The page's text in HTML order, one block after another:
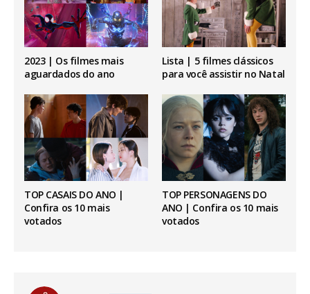
2023 | Os filmes mais
aguardados do ano
Lista | 5 filmes clássicos
para você assistir no Natal
TOP CASAIS DO ANO |
Confira os 10 mais
votados
TOP PERSONAGENS DO
ANO | Confira os 10 mais
votados